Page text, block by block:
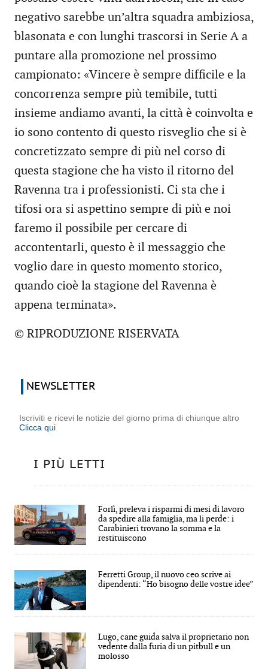
negativo sarebbe un’altra squadra ambiziosa,
blasonata e con lunghi trascorsi in Serie A a
puntare alla promozione nel prossimo
campionato: «Vincere è sempre difficile e la
concorrenza sempre più temibile, tutti
insieme andiamo avanti, la città è coinvolta e
io sono contento di questo risveglio che si è
concretizzato sempre di più nel corso di
questa stagione che ha visto il ritorno del
Ravenna tra i professionisti. Ci sta che i
tifosi ora si aspettino sempre di più e noi
faremo il possibile per cercare di
accontentarli, questo è il messaggio che
voglio dare in questo momento storico,
quando cioè la stagione del Ravenna è
appena terminata».
© RIPRODUZIONE RISERVATA
NEWSLETTER
Iscriviti e ricevi le notizie del giorno prima di chiunque altro
Clicca qui
I PIÙ LETTI
Forlì, preleva i risparmi di mesi di lavoro
da spedire alla famiglia, ma li perde: i
Carabinieri trovano la somma e la
restituiscono
Ferretti Group, il nuovo ceo scrive ai
dipendenti: “Ho bisogno delle vostre idee”
Lugo, cane guida salva il proprietario non
vedente dalla furia di un pitbull e un
molosso